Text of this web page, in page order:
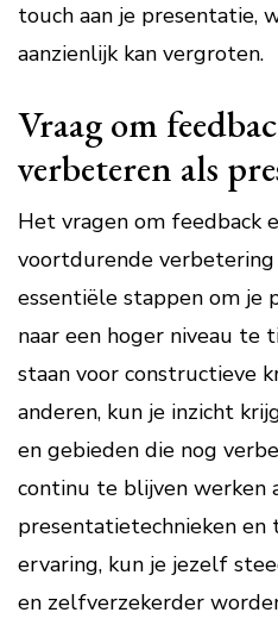
touch aan je presentatie,
aanzienlijk kan vergroten.
Vraag om
verbeteren als
Het vragen om feedback
voortdurende
essentiële stappen om je
naar een hoger niveau te
staan voor constructieve
anderen, kun je inzicht
en gebieden die nog
continu te blijven werken
presentatietechnieken en
ervaring, kun je jezelf
en zelfverzekerder